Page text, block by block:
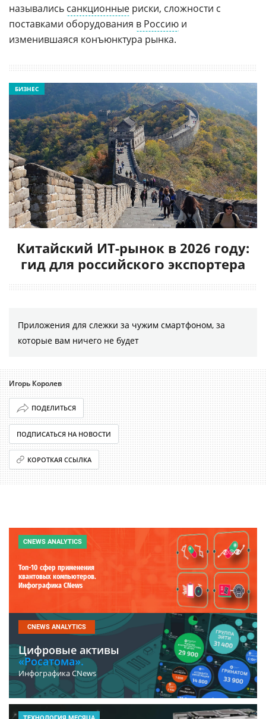
назывались санкционные риски, сложности с
поставками оборудования в Россию и
изменившаяся конъюнктура рынка.
Китайский ИТ-рынок в 2026 году:
гид для российского экспортера
БИЗНЕС
Приложения для слежки за чужим смартфоном, за
которые вам ничего не будет
Игорь Королев
ПОДЕЛИТЬСЯ
ПОДПИСАТЬСЯ НА НОВОСТИ
КОРОТКАЯ ССЫЛКА
CNEWS ANALYTICS
Топ-10 сфер применения
квантовых компьютеров.
Инфографика CNews
CNEWS ANALYTICS
Цифровые активы
«Росатома».
Инфографика CNews